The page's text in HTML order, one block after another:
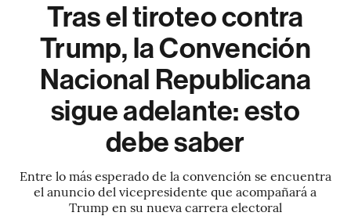
Tras el tiroteo contra
Trump, la Convención
Nacional Republicana
sigue adelante: esto
debe saber
Entre lo más esperado de la convención se encuentra
el anuncio del vicepresidente que acompañará a
Trump en su nueva carrera electoral